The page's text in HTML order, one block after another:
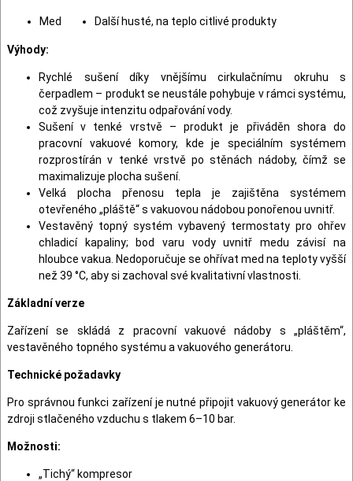
Med Další husté, na teplo citlivé produkty
Výhody:
Rychlé sušení díky vnějšímu cirkulačnímu okruhu s
čerpadlem – produkt se neustále pohybuje v rámci systému,
což zvyšuje intenzitu odpařování vody.
Sušení v tenké vrstvě – produkt je přiváděn shora do
pracovní vakuové komory, kde je speciálním systémem
rozprostírán v tenké vrstvě po stěnách nádoby, čímž se
maximalizuje plocha sušení.
Velká plocha přenosu tepla je zajištěna systémem
otevřeného „pláště“ s vakuovou nádobou ponořenou uvnitř.
Vestavěný topný systém vybavený termostaty pro ohřev
chladicí kapaliny; bod varu vody uvnitř medu závisí na
hloubce vakua. Nedoporučuje se ohřívat med na teploty vyšší
než 39 °C, aby si zachoval své kvalitativní vlastnosti.
Základní verze
Zařízení se skládá z pracovní vakuové nádoby s „pláštěm“,
vestavěného topného systému a vakuového generátoru.
Technické požadavky
Pro správnou funkci zařízení je nutné připojit vakuový generátor ke
zdroji stlačeného vzduchu s tlakem 6–10 bar.
Možnosti:
„Tichý“ kompresor